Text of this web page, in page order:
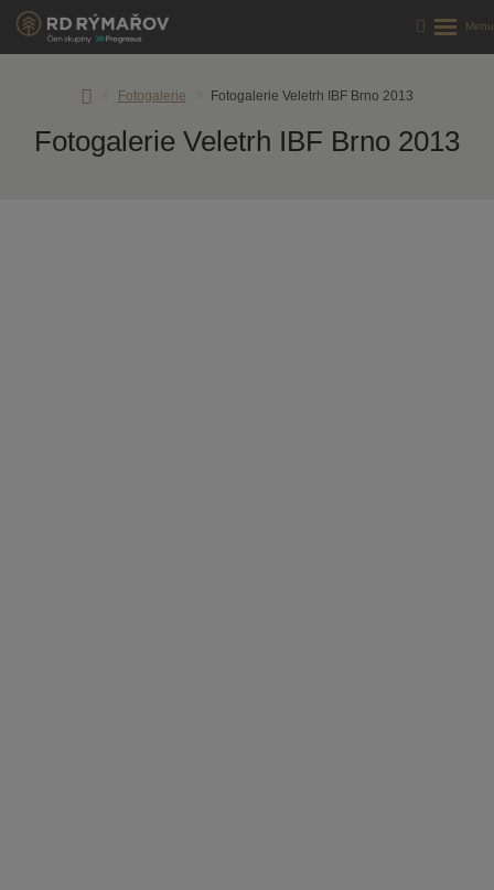
Fotogalerie Fotogalerie Veletrh IBF Brno 2013
Fotogalerie Veletrh IBF Brno 2013